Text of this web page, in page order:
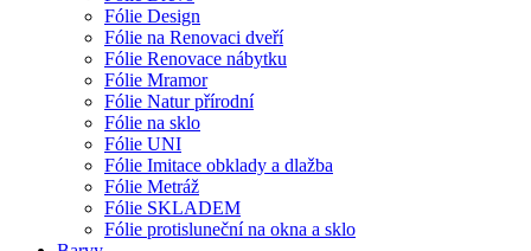
Fólie Design
Fólie na Renovaci dveří
Fólie Renovace nábytku
Fólie Mramor
Fólie Natur přírodní
Fólie na sklo
Fólie UNI
Fólie Imitace obklady a dlažba
Fólie Metráž
Fólie SKLADEM
Fólie protisluneční na okna a sklo